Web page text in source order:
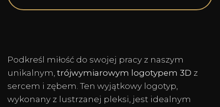
Podkreśl miłość do swojej pracy z naszym
unikalnym, trójwymiarowym logotypem 3D z
sercem i zębem. Ten wyjątkowy logotyp,
wykonany z lustrzanej pleksi, jest idealnym